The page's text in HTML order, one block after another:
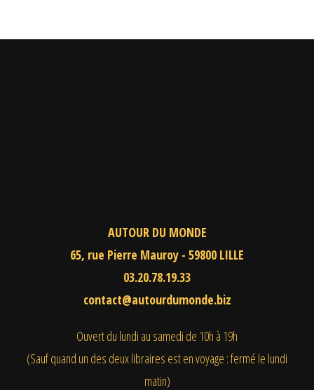
AUTOUR DU MONDE
65, rue Pierre Mauroy - 59800 LILLE
03.20.78.19.33
contact@autourdumonde.biz
Ouvert du lundi au samedi de 10h à 19h
(Sauf quand un des deux libraires est en voyage : fermé le lundi
matin)